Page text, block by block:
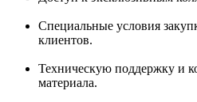
Специальные условия
клиентов.
Техническую поддержку и
материала.